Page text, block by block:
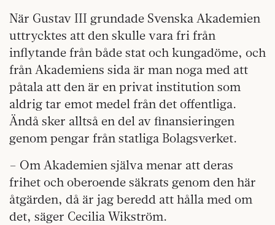
När Gustav III grundade Svenska Akademien
uttrycktes att den skulle vara fri från
inflytande från både stat och kungadöme, och
från Akademiens sida är man noga med att
påtala att den är en privat institution som
aldrig tar emot medel från det offentliga.
Ändå sker alltså en del av finansieringen
genom pengar från statliga Bolagsverket.
– Om Akademien själva menar att deras
frihet och oberoende säkrats genom den här
åtgärden, då är jag beredd att hålla med om
det, säger Cecilia Wikström.